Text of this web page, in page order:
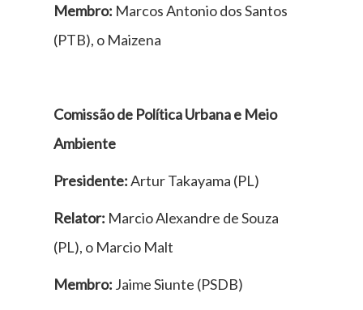
Membro: Marcos Antonio dos Santos
(PTB), o Maizena
Comissão de Política Urbana e Meio
Ambiente
Presidente:Artur Takayama (PL)
Relator: Marcio Alexandre de Souza
(PL), o Marcio Malt
Membro: Jaime Siunte (PSDB)